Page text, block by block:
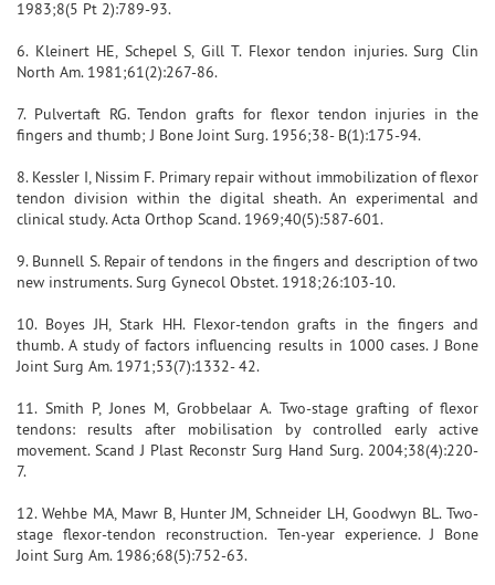
1983;8(5 Pt 2):789-93.
6. Kleinert HE, Schepel S, Gill T. Flexor tendon injuries. Surg Clin
North Am. 1981;61(2):267-86.
7. Pulvertaft RG. Tendon grafts for flexor tendon injuries in the
fingers and thumb; J Bone Joint Surg. 1956;38- B(1):175-94.
8. Kessler I, Nissim F. Primary repair without immobilization of flexor
tendon division within the digital sheath. An experimental and
clinical study. Acta Orthop Scand. 1969;40(5):587-601.
9. Bunnell S. Repair of tendons in the fingers and description of two
new instruments. Surg Gynecol Obstet. 1918;26:103-10.
10. Boyes JH, Stark HH. Flexor-tendon grafts in the fingers and
thumb. A study of factors influencing results in 1000 cases. J Bone
Joint Surg Am. 1971;53(7):1332- 42.
11. Smith P, Jones M, Grobbelaar A. Two-stage grafting of flexor
tendons: results after mobilisation by controlled early active
movement. Scand J Plast Reconstr Surg Hand Surg. 2004;38(4):220-
7.
12. Wehbe MA, Mawr B, Hunter JM, Schneider LH, Goodwyn BL. Two-
stage flexor-tendon reconstruction. Ten-year experience. J Bone
Joint Surg Am. 1986;68(5):752-63.